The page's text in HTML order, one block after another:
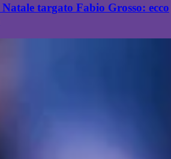
targato Fabio Grosso: ecco